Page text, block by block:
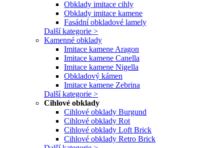
Obklady imitace cihly
Obklady imitace kamene
Fasádní obkladové lamely
Další kategorie >
Kamenné obklady
Imitace kamene Aragon
Imitace kamene Canella
Imitace kamene Nigella
Obkladový kámen
Imitace kamene Zebrina
Další kategorie >
Cihlové obklady
Cihlové obklady Burgund
Cihlové obklady Rot
Cihlové obklady Loft Brick
Cihlové obklady Retro Brick